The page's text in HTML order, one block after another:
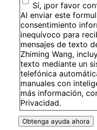
Sí, ¡por favor
Al enviar este
consentimiento
inequívoco para
mensajes de texto
Zhiming Wang,
texto mediante un
telefónica
manuales con
más información,
Privacidad.
Obtenga ayuda ahora